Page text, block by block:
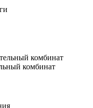
комбинат